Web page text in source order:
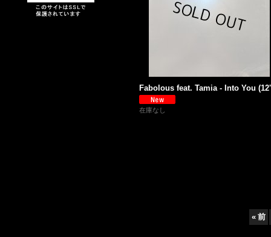
Fabolous feat. Tamia - Into You
在庫なし
« 前